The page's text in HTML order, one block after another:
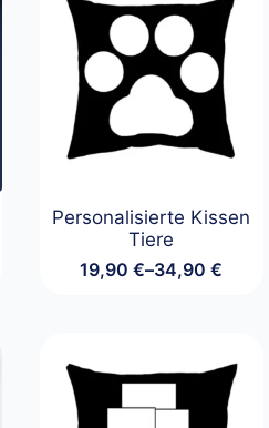
Personalisierte Kissen
Tiere
19,90€–34,90€
Preisspanne: